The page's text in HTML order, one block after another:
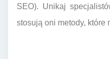
SEO). Unikaj
stosują oni metody, które